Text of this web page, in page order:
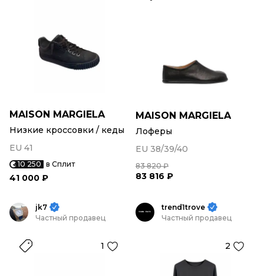
MAISON MARGIELA
Низкие кроссовки / кеды
EU 41
10 250 в Сплит
41 000 ₽
MAISON MARGIELA
Лоферы
EU 38/39/40
83 820 ₽
83 816 ₽
jk7
Частный продавец
1
trend1trove
Частный продавец
2